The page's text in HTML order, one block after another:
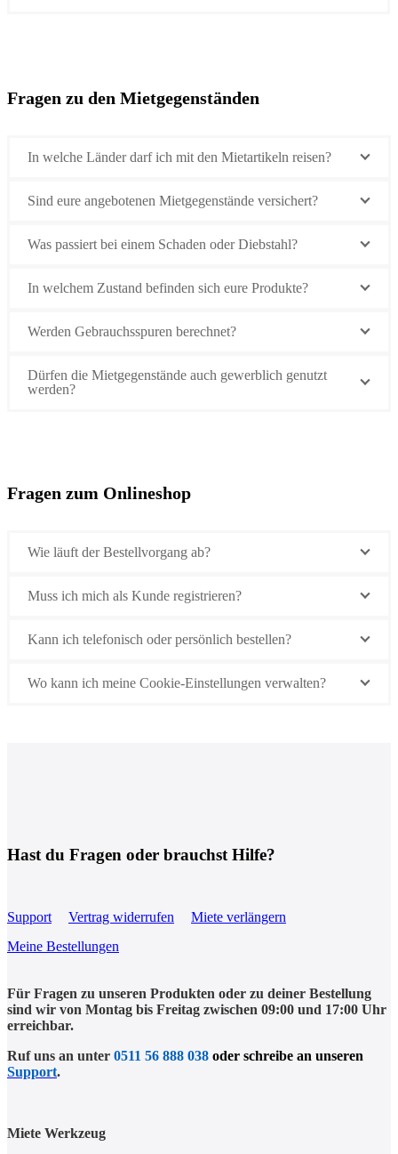
Fragen zu den Mietgegenständen
In welche Länder darf ich mit den Mietartikeln reisen?
Sind eure angebotenen Mietgegenstände versichert?
Was passiert bei einem Schaden oder Diebstahl?
In welchem Zustand befinden sich eure Produkte?
Werden Gebrauchsspuren berechnet?
Dürfen die Mietgegenstände auch gewerblich genutzt
werden?
Fragen zum Onlineshop
Wie läuft der Bestellvorgang ab?
Muss ich mich als Kunde registrieren?
Kann ich telefonisch oder persönlich bestellen?
Wo kann ich meine Cookie-Einstellungen verwalten?
Hast du Fragen oder brauchst Hilfe?
Support Vertrag widerrufen
Miete verlängern
Meine Bestellungen
Für Fragen zu unseren Produkten oder zu deiner Bestellung
sind wir von Montag bis Freitag zwischen 09:00 und 17:00 Uhr
erreichbar.
Ruf uns an unter 0511 56 888 038 oder schreibe an unseren
Support.
Miete Werkzeug